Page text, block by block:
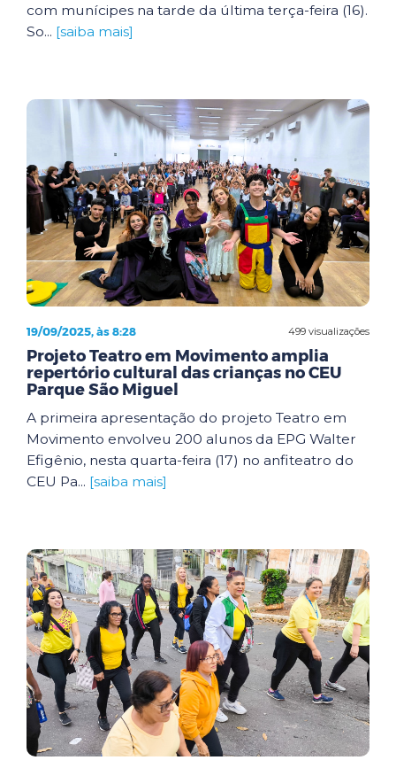
com munícipes na tarde da última terça-feira (16).
So... [saiba mais]
499 visualizações
19/09/2025, às 8:28
Projeto Teatro em Movimento amplia
repertório cultural das crianças no CEU
Parque São Miguel
A primeira apresentação do projeto Teatro em
Movimento envolveu 200 alunos da EPG Walter
Efigênio, nesta quarta-feira (17) no anfiteatro do
CEU Pa... [saiba mais]